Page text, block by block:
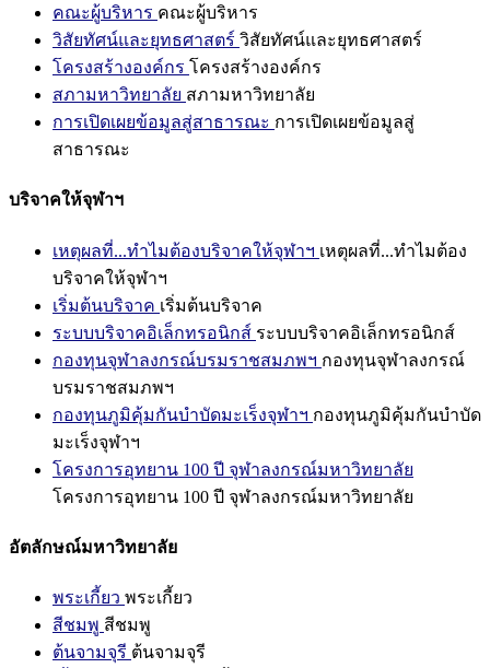
คณะผู้บริหาร คณะผู้บริหาร
วิสัยทัศน์และยุทธศาสตร์ วิสัยทัศน์และยุทธศาสตร์
โครงสร้างองค์กร โครงสร้างองค์กร
สภามหาวิทยาลัย สภามหาวิทยาลัย
การเปิดเผยข้อมูลสู่สาธารณะ การเปิดเผยข้อมูลสู่
สาธารณะ
บริจาคให้จุฬาฯ
เหตุผลที่...ทำไมต้องบริจาคให้จุฬาฯ เหตุผลที่...ทำไมต้อง
บริจาคให้จุฬาฯ
เริ่มต้นบริจาค เริ่มต้นบริจาค
ระบบบริจาคอิเล็กทรอนิกส์ ระบบบริจาคอิเล็กทรอนิกส์
กองทุนจุฬาลงกรณ์บรมราชสมภพฯ กองทุนจุฬาลงกรณ์
บรมราชสมภพฯ
กองทุนภูมิคุ้มกันบำบัดมะเร็งจุฬาฯ กองทุนภูมิคุ้มกันบำบัด
มะเร็งจุฬาฯ
โครงการอุทยาน 100 ปี จุฬาลงกรณ์มหาวิทยาลัย
โครงการอุทยาน 100 ปี จุฬาลงกรณ์มหาวิทยาลัย
อัตลักษณ์มหาวิทยาลัย
พระเกี้ยว พระเกี้ยว
สีชมพู สีชมพู
ต้นจามจุรี ต้นจามจุรี